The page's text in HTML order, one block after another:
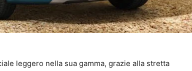
leggero nella sua gamma, grazie alla stretta